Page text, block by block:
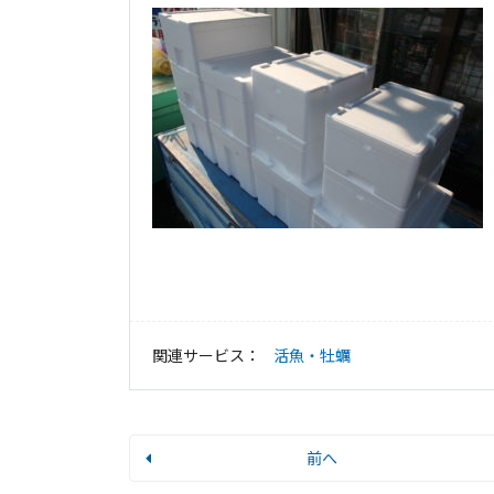
関連サービス： 活魚・牡蠣
前へ